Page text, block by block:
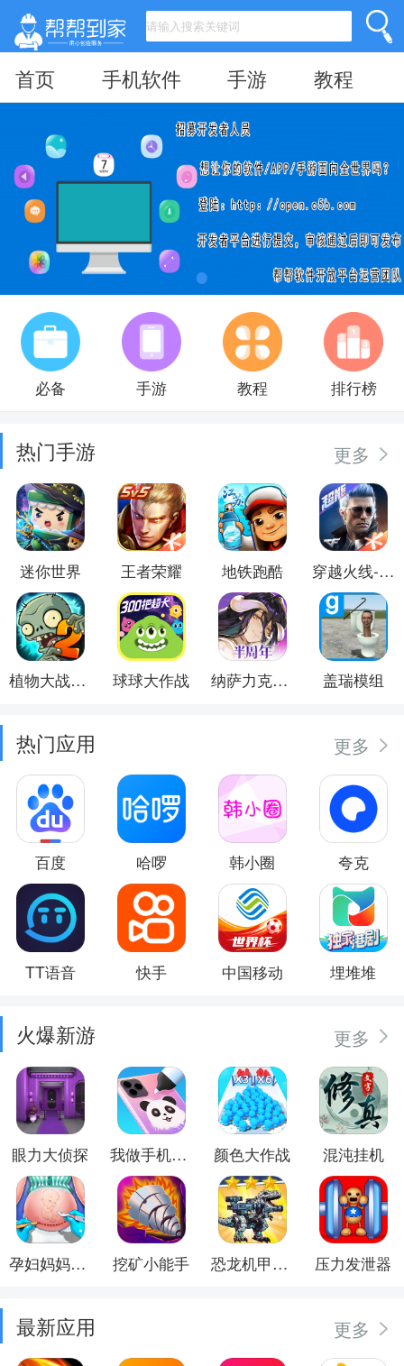
首页 手机软件 手游 教程
必备 手游 教程 排行榜
热门手游 更多
迷你世界 王者荣耀 地铁跑酷 穿越火线-枪战王者
植物大战僵尸2 球球大作战 纳萨力克之王 盖瑞模组
热门应用 更多
百度 哈啰 韩小圈 夸克
TT语音 快手 中国移动 埋堆堆
火爆新游 更多
眼力大侦探 我做手机壳特好看 颜色大作战 混沌挂机
孕妇妈妈日记 挖矿小能手 恐龙机甲射手 压力发泄器
最新应用 更多